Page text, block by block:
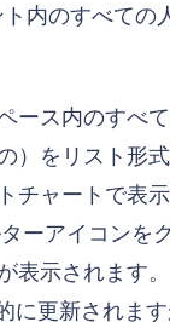
内のすべての
ース内のすべ
）をリスト形
チャートで表
ーアイコンを
表示されます
に更新されま